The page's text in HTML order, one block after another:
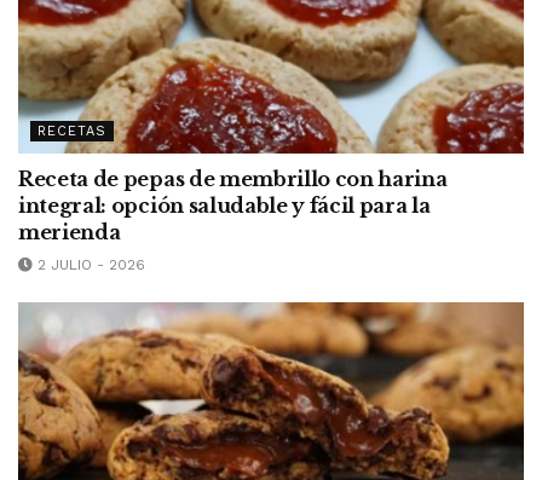
RECETAS
Receta de pepas de membrillo con harina
integral: opción saludable y fácil para la
merienda
2 JULIO - 2026